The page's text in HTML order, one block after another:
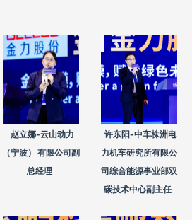
赵立娜-云山动力
（宁波） 有限公司副
总经理
许东阳-中车株洲电
力机车研究所有限公
司综合能源事业部双
碳技术中心副主任